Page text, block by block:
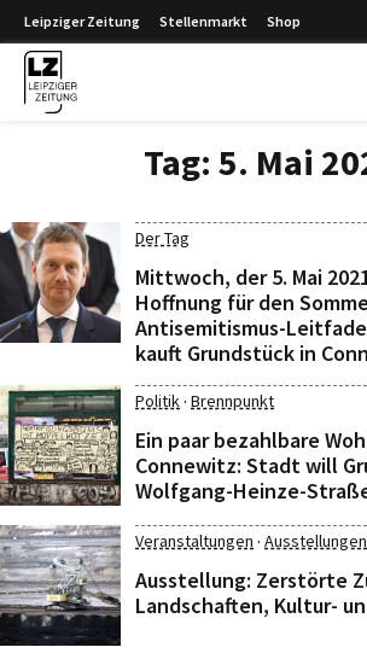
Leipziger Zeitung Stellenmarkt Shop
Tag: 5. Mai
Der Tag
Mittwoch, der 5. Mai
Hoffnung für den
Antisemitismus-
kauft Grundstück in
Politik· Brennpunkt
Ein paar bezahlbare
Connewitz: Stadt will
Wolfgang-Heinze-
Veranstaltungen · Ausstellungen
Ausstellung: Zerstörte
Landschaften, Kultur-